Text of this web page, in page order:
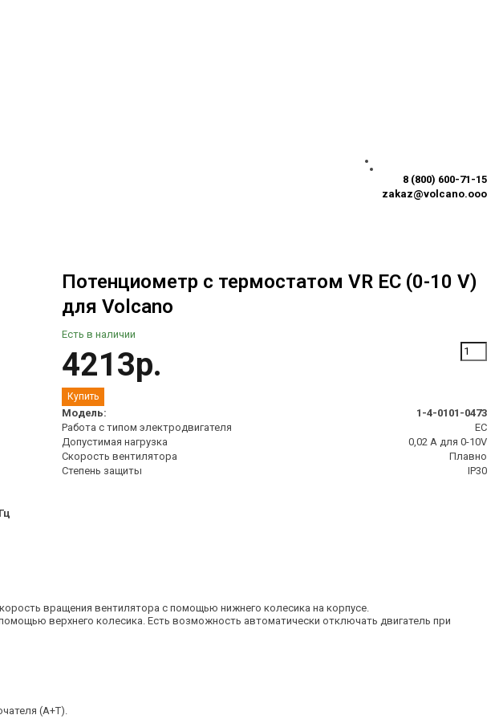
8 (800) 600-71-15
zakaz@volcano.ooo
Потенциометр с термостатом VR EC (0-10 V)
для Volcano
Есть в наличии
4213р.
Модель:
1-4-0101-0473
Работа с типом электродвигателя
EC
Допустимая нагрузка
0,02 A для 0-10V
Скорость вентилятора
Плавно
Степень защиты
IP30
вращения вентилятора с помощью нижнего колесика на корпусе.
верхнего колесика. Есть возможность автоматически отключать двигатель при
(А+Т).